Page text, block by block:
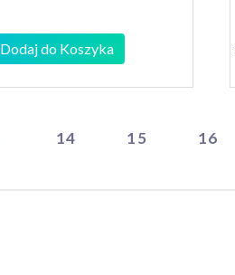
Dodaj do Koszyka
14 15 16